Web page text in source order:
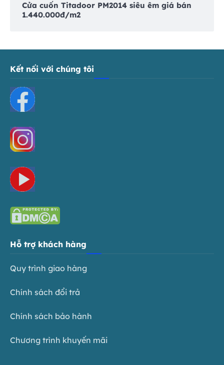
Cửa cuốn Titadoor PM2014 siêu êm giá bán
1.440.000đ/m2
Kết nối với chúng tôi
Hỗ trợ khách hàng
Quy trình giao hàng
Chính sách đổi trả
Chính sách bảo hành
Chương trình khuyến mãi